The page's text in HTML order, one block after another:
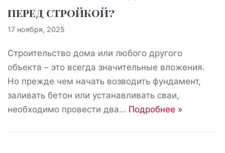
перед стройкой?
17 ноября, 2025
Строительство дома или любого другого
объекта – это всегда значительные вложения.
Но прежде чем начать возводить фундамент,
заливать бетон или устанавливать сваи,
необходимо провести два… Подробнее »